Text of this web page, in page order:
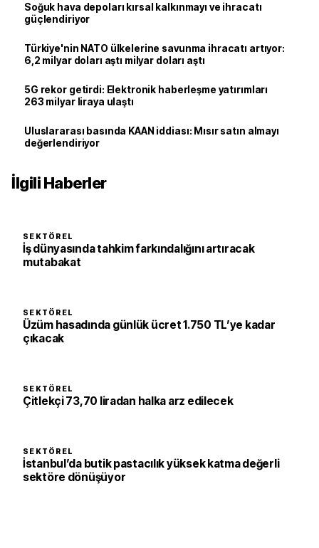
Soğuk hava depoları kırsal kalkınmayı ve ihracatı
güçlendiriyor
Türkiye'nin NATO ülkelerine savunma ihracatı artıyor:
6,2 milyar doları aştı milyar doları aştı
5G rekor getirdi: Elektronik haberleşme yatırımları
263 milyar liraya ulaştı
Uluslararası basında KAAN iddiası: Mısır satın almayı
değerlendiriyor
İlgili Haberler
SEKTÖREL
İş dünyasında tahkim farkındalığını artıracak
mutabakat
SEKTÖREL
Üzüm hasadında günlük ücret 1.750 TL’ye kadar
çıkacak
SEKTÖREL
Çitlekçi 73,70 liradan halka arz edilecek
SEKTÖREL
İstanbul’da butik pastacılık yüksek katma değerli
sektöre dönüşüyor